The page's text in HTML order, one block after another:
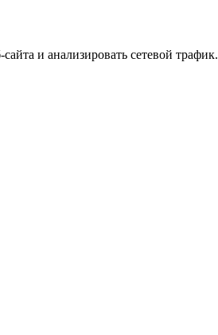
и анализировать сетевой трафик.